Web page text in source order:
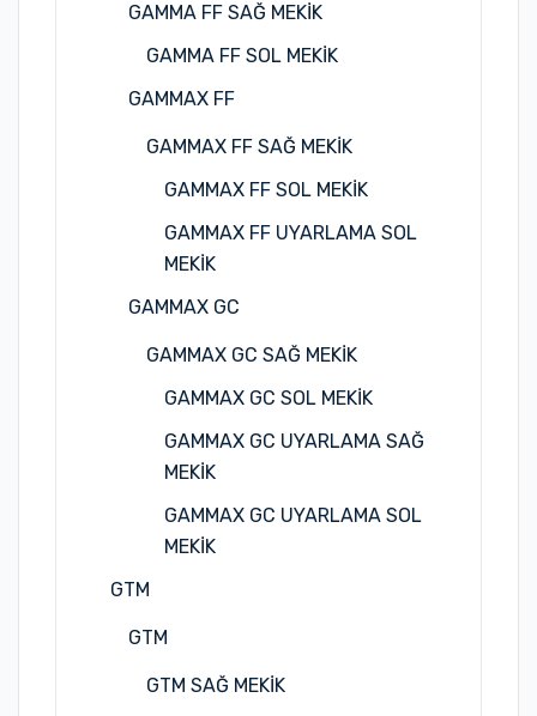
GAMMA FF SAĞ MEKİK
GAMMA FF SOL MEKİK
GAMMAX FF
GAMMAX FF SAĞ MEKİK
GAMMAX FF SOL MEKİK
GAMMAX FF UYARLAMA SOL
MEKİK
GAMMAX GC
GAMMAX GC SAĞ MEKİK
GAMMAX GC SOL MEKİK
GAMMAX GC UYARLAMA SAĞ
MEKİK
GAMMAX GC UYARLAMA SOL
MEKİK
GTM
GTM
GTM SAĞ MEKİK